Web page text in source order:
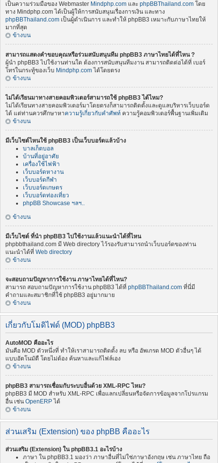
เป็นความร่วมมือของ Webmaster Mindphp.com และ phpBBThailand.com โดย
ทาง Mindphp.com ได้เป็นผู้ให้การสนับสนุนเรื่องการเงิน และทาง
phpBBThailand.com เป็นผู้ดำเนินการ และทำให้ phpBB3 เหมาะกับภาษาไทยให้
มากที่สุด
ข้างบน
สามารถแสดงคำขอบคุณหรือร่วมสนับสนุนทีม phpBB3 ภาษาไทยได้ที่ไหน ?
ผู้นำ phpBB3 ไปใช้งานท่านใด ต้องการสนับสนุนทีมงาน สามารถติดต่อได้ที่ เบอร์
โทรในกระทู้ของเว็บ Mindphp.com ได้โดยตรง
ข้างบน
ไม่ได้เรียนมาทางสายคอมพิวเตอร์สามารถใช้ phpBB3 ได้ไหม?
ไม่ได้เรียนทางสายคอมพิวเตอร์มาโดยตรงก็สามารถติดตั้งและดูแลบริหารเว็บบอร์ด
ได้ แต่ท่านควรศึกษาหาความรู้เกี่ยวกับคำศัพท์ ความรู้คอมพิวเตอร์พื้นฐานเพิ่มเติม
ข้างบน
มีเว็บไซต์ไหนใช้ phpBB3 เป็นเว็บบอร์ดแล้วบ้าง
บาลเก็ตบอล
บ้านที่อยู่อาศัย
เครื่องใช้ไฟฟ้า
เว็บบอร์ดหางาน
เว็บบอร์ดกีฬา
เว็บบอร์ดเกษตร
เว็บบอร์ดท่องเที่ยว
phpBB Showcase ฯลฯ..
ข้างบน
มีเว็บไซต์ ที่นำ phpBB3 ไปใช้งานแล้วแนะนำได้ที่ไหน
phpbbthailand.com มี Web directory ไว้รองรับสามารถนำเว็บบอร์ดของท่าน
แนะนำได้ที่ Web directory
ข้างบน
จะสอบถามปัญหาการใช้งาน ภาษาไทยได้ที่ไหน?
สามารถ สอบถามปัญหาการใช้งาน phpBB3 ได้ที่ phpBBThailand.com ที่นี่มี
คำถามและสมาชิกที่ใช้ phpBB3 อยู่มากมาย
ข้างบน
เกี่ยวกับโมดิไฟด์ (MOD) phpBB3
AutoMOD คืออะไร
มันคือ MOD ตัวหนึ่งที่ ทำให้เราสามารถติดตั้ง ลบ หรือ อัพเกรด MOD ตัวอื่นๆ ได้
แบบอัตโนมัตื โดยไม่ต้อง ค้นหาและแก้ไฟล์เอง
ข้างบน
phpBB3 สามารถเชื่อมกับระบบอื่นด้วย XML-RPC ไหม?
phpBB3 มี MOD สำหรับ XML-RPC เพื่อแลกเปลี่ยนหรือจัดการข้อมูลจากโปรแกรม
อื่น เช่น OpenERP ได้
ข้างบน
ส่วนเสริม (Extension) ของ phpBB คืออะไร
ส่วนเสริม (Extension) ใน phpBB3.1 อะไรบ้าง
ภาษา ใน phpBB3.1 มองว่า ภาษาอื่นที่ไม่ใช่ภาษาอังกฤษ เช่น ภาษาไทย ถือ